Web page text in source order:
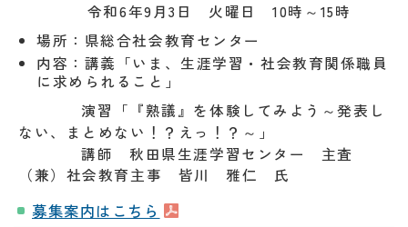
令和6年9月3日 火曜日 10時～ 15時
場所：県総合社会教育センター
内容：講義「いま、生涯学習・社会教育関係職員
に求められること」
演習「『熟議』を体験してみよう～発表し
ない、まとめない！？えっ！？～」
講師 秋田県生涯学習センター 主査
（兼）社会教育主事 皆川 雅仁 氏
募集案内はこちら